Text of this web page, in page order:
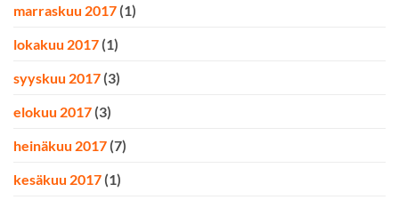
marraskuu 2017 (1)
lokakuu 2017 (1)
syyskuu 2017 (3)
elokuu 2017 (3)
heinäkuu 2017 (7)
kesäkuu 2017 (1)